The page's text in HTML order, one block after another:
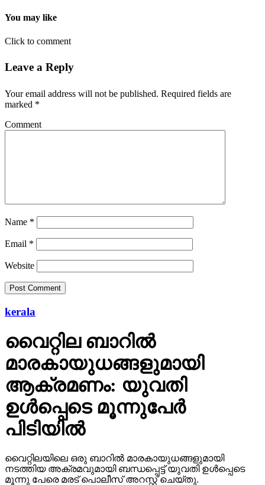
You may like
Click to comment
Leave a Reply
Your email address will not be published. Required fields are
marked *
Comment
Name *
Email *
Website
kerala
വൈറ്റില ബാറില്‍
മാരകായുധങ്ങളുമായി
ആക്രമണം: യുവതി
ഉള്‍പ്പെടെ മൂന്നുപേര്‍
പിടിയില്‍
വൈറ്റിലയിലെ ഒരു ബാറില്‍ മാരകായുധങ്ങളുമായി
നടത്തിയ അക്രമവുമായി ബന്ധപ്പെട്ട് യുവതി ഉള്‍പ്പെടെ
മൂന്നു പേരെ മരട് പൊലീസ് അറസ്റ്റ് ചെയ്തു.